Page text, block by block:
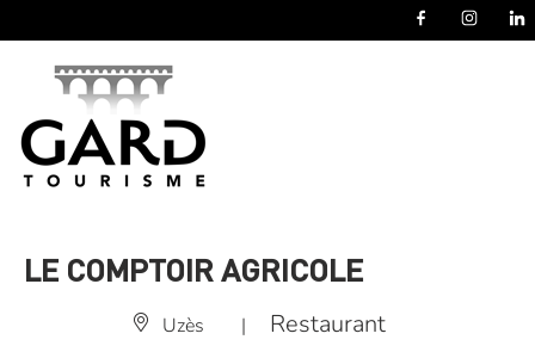
LE COMPTOIR AGRICOLE
Uzès | Restaurant